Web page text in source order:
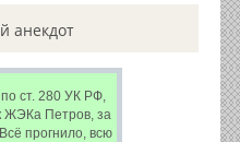
анекдот
ст. 280 УК РФ,
ЖЭКа Петров, за
прогнило, всю